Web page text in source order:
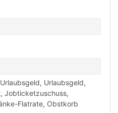
, Urlaubsgeld,
, Jobticketzuschuss,
Flatrate, Obstkorb